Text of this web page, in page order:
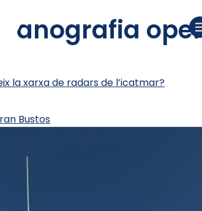
la xarxa de radars de l’icatmar?
Bustos